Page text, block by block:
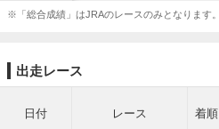
※「総合成績」はJRAのレースのみとなります。
出走レース
日付 レース 着順